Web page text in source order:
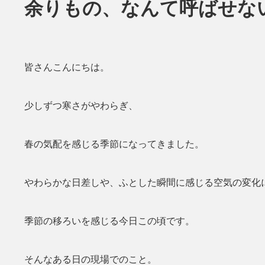
余りもの、なんて呼ばせな
皆さんこんにちは。
少しずつ寒さがやわらぎ、
春の気配を感じる季節になってきました。
やわらかな日差しや、ふとした瞬間に感じる空気の変化
季節の移ろいを感じる今日この頃です。
そんなある日の現場でのこと。